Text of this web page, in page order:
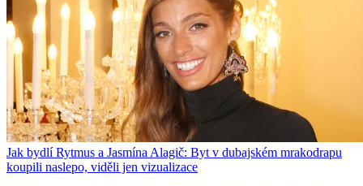
Jak bydlí Rytmus a Jasmína Alagič: Byt v dubajském mrakodrapu
koupili naslepo, viděli jen vizualizace